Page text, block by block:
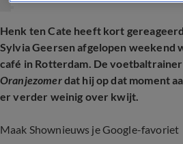
Henk ten Cate heeft kort
Sylvia Geersen afgelopen weekend
café in Rotterdam. De
Oranjezomerdat hij op dat moment
er verder weinig over kwijt.
Maak Shownieuws je Google-favoriet